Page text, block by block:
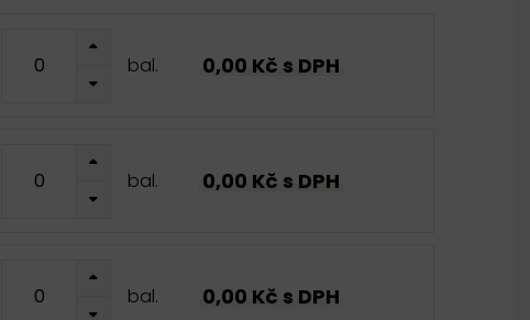
bal. 0,00 Kč s DPH
bal. 0,00 Kč s DPH
bal. 0,00 Kč s DPH